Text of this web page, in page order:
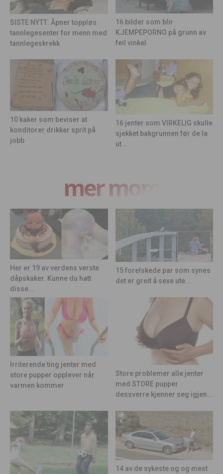
SISTE NYTT: Åpner toppløs
tannlegesenter for menn med
tannlegeskrekk
16 bilder som blir
KJEMPEPORNO på grunn av
feil vinkel
10 kaker som beviser at
konditorer drikker sprit på
jobb
16 jenter som VIRKELIG skulle
sjekket bakgrunnen før de la
ut...
mer moro
Her er 19 av verdens verste
dåpskaker. Kunne du hatt
disse...
15 forelskede par som synes
det er greit å sexe ute...
Irriterende ting jenter med
store pupper opplever når
varmen kommer
Store problemer alle jenter
med STORE pupper
dessverre kjenner seg igjen...
14 av de sykeste og og mest